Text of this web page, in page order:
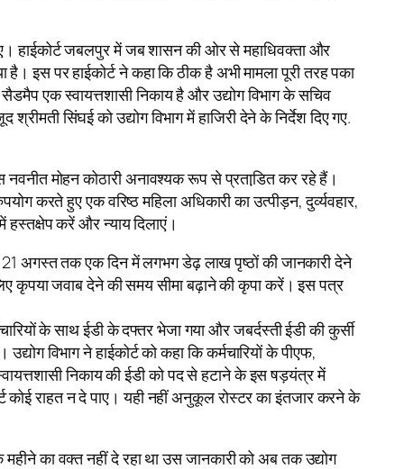
हाईकोर्ट जबलपुर में जब शासन की ओर से महाधिवक्ता और
इस पर हाईकोर्ट ने कहा कि ठीक है अभी मामला पूरी तरह पका
एक स्वायत्तशासी निकाय है और उद्योग विभाग के सचिव
सिंघई को उद्योग विभाग में हाजिरी देने के निर्देश दिए गए.
नवनीत मोहन कोठारी अनावश्यक रूप से प्रताडि़त कर रहे हैं।
करते हुए एक वरिष्ठ महिला अधिकारी का उत्पीड़न, दुर्व्यवहार,
करें और न्याय दिलाएं।
अगस्त तक एक दिन में लगभग डेढ़ लाख पृष्ठों की जानकारी देने
कृपया जवाब देने की समय सीमा बढ़ाने की कृपा करें। इस पत्र
के साथ ईडी के दफ्तर भेजा गया और जबर्दस्ती ईडी की कुर्सी
विभाग ने हाईकोर्ट को कहा कि कर्मचारियों के पीएफ,
निकाय की ईडी को पद से हटाने के इस षड़यंत्र में
राहत न दे पाए। यही नहीं अनुकूल रोस्टर का इंतजार करने के
का वक्त नहीं दे रहा था उस जानकारी को अब तक उद्योग